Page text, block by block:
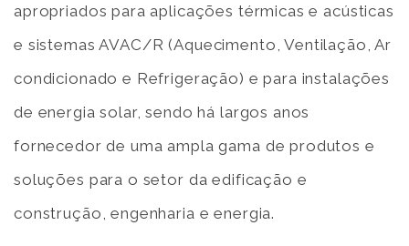
apropriados para aplicações térmicas e acústicas
e sistemas AVAC/R (Aquecimento, Ventilação, Ar
condicionado e Refrigeração) e para instalações
de energia solar, sendo há largos anos
fornecedor de uma ampla gama de produtos e
soluções para o setor da edificação e
construção, engenharia e energia.